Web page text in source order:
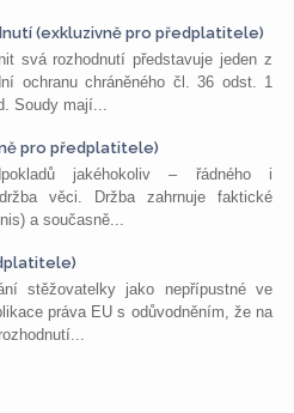
(exkluzivně pro předplatitele)
svá rozhodnutí představuje jeden z
ochranu chráněného čl. 36 odst. 1
Soudy mají...
pro předplatitele)
jakéhokoliv – řádného i
věci. Držba zahrnuje faktické
a současně...
stěžovatelky jako nepřípustné ve
práva EU s odůvodněním, že na